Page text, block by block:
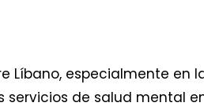
Líbano, especialmente en
de salud mental